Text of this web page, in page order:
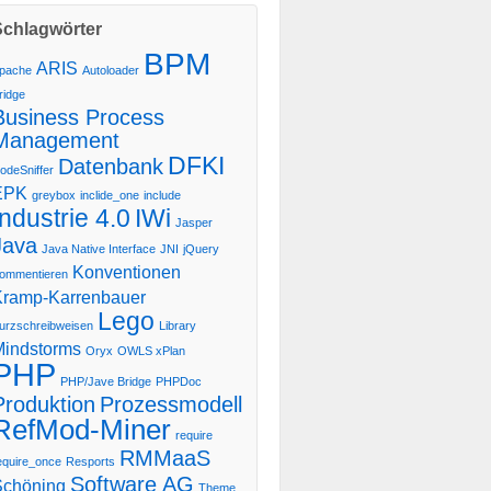
ARIS Autoloader BPM
Process
Datenbank DFKI
greybox inclide_one include
4.0 IWi Jasper
Java Native Interface JNI jQuery
Konventionen
Karrenbauer
Lego Library
Oryx OWLS xPlan
PHP/Jave Bridge PHPDoc
Prozessmodell
Miner require
Resports RMMaaS
Software AG Theme